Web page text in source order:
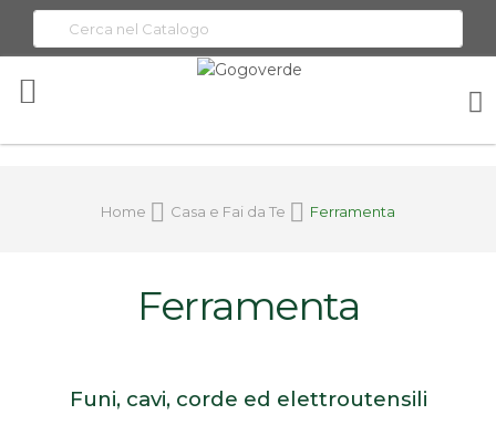
Home Casa e Fai da Te Ferramenta
Ferramenta
Funi, cavi, corde ed elettroutensili